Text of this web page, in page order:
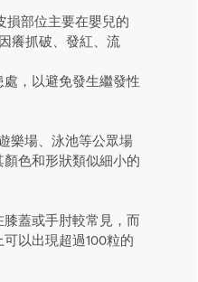
損部位主要在嬰兒的
癢抓破、發紅、流
，以避免發生繼發性
樂場、泳池等公眾場
色和形狀類似細小的
蓋或手肘較常見，而
以出現超過100粒的